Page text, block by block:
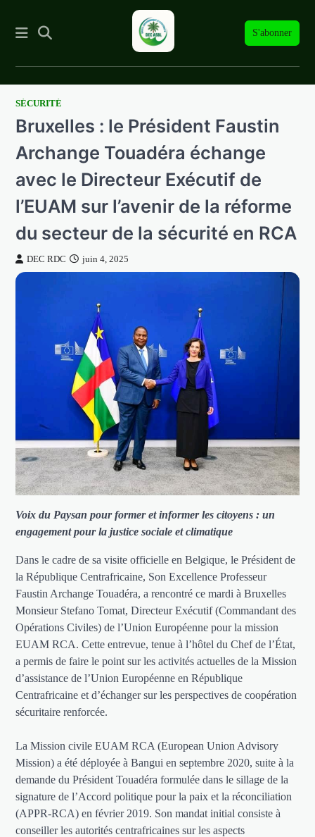
S'abonner
SkipSÉCURITÉ
Bruxelles : le Président Faustin
Archange Touadéra échange
avec le Directeur Exécutif de
l’EUAM sur l’avenir de la réforme
du secteur de la sécurité en RCA
DEC RDC juin 4, 2025
Voix du Paysan pour former et informer les citoyens : un
engagement pour la justice sociale et climatique
Dans le cadre de sa visite officielle en Belgique, le Président de
la République Centrafricaine, Son Excellence Professeur
Faustin Archange Touadéra, a rencontré ce mardi à Bruxelles
Monsieur Stefano Tomat, Directeur Exécutif (Commandant des
Opérations Civiles) de l’Union Européenne pour la mission
EUAM RCA. Cette entrevue, tenue à l’hôtel du Chef de l’État,
a permis de faire le point sur les activités actuelles de la Mission
d’assistance de l’Union Européenne en République
Centrafricaine et d’échanger sur les perspectives de coopération
sécuritaire renforcée.
La Mission civile EUAM RCA (European Union Advisory
Mission) a été déployée à Bangui en septembre 2020, suite à la
demande du Président Touadéra formulée dans le sillage de la
signature de l’Accord politique pour la paix et la réconciliation
(APPR-RCA) en février 2019. Son mandat initial consiste à
conseiller les autorités centrafricaines sur les aspects